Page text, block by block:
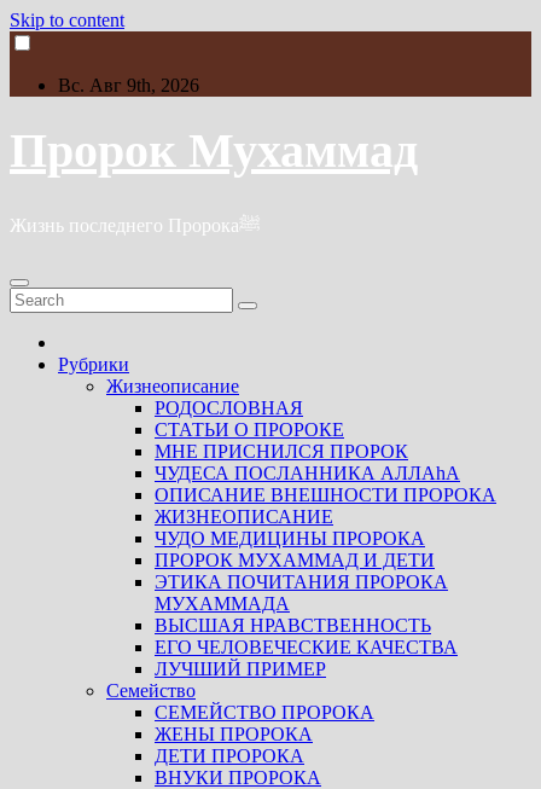
Skip to content
Вс. Авг 9th, 2026
Пророк Мухаммад
Жизнь последнего Пророкаﷺ
Рубрики
Жизнеописание
РОДОСЛОВНАЯ
СТАТЬИ О ПРОРОКЕ
МНЕ ПРИСНИЛСЯ ПРОРОК
ЧУДЕСА ПОСЛАННИКА АЛЛАhА
ОПИСАНИЕ ВНЕШНОСТИ ПРОРОКА
ЖИЗНЕОПИСАНИЕ
ЧУДО МЕДИЦИНЫ ПРОРОКА
ПРОРОК МУХАММАД И ДЕТИ
ЭТИКА ПОЧИТАНИЯ ПРОРОКА
МУХАММАДА
ВЫСШАЯ НРАВСТВЕННОСТЬ
ЕГО ЧЕЛОВЕЧЕСКИЕ КАЧЕСТВА
ЛУЧШИЙ ПРИМЕР
Семейство
СЕМЕЙСТВО ПРОРОКА
ЖЕНЫ ПРОРОКА
ДЕТИ ПРОРОКА
ВНУКИ ПРОРОКА